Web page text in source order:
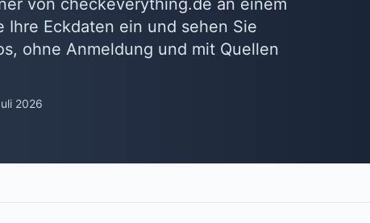
von checkeverything.de an einem
Ihre Eckdaten ein und sehen Sie
ohne Anmeldung und mit Quellen
2026